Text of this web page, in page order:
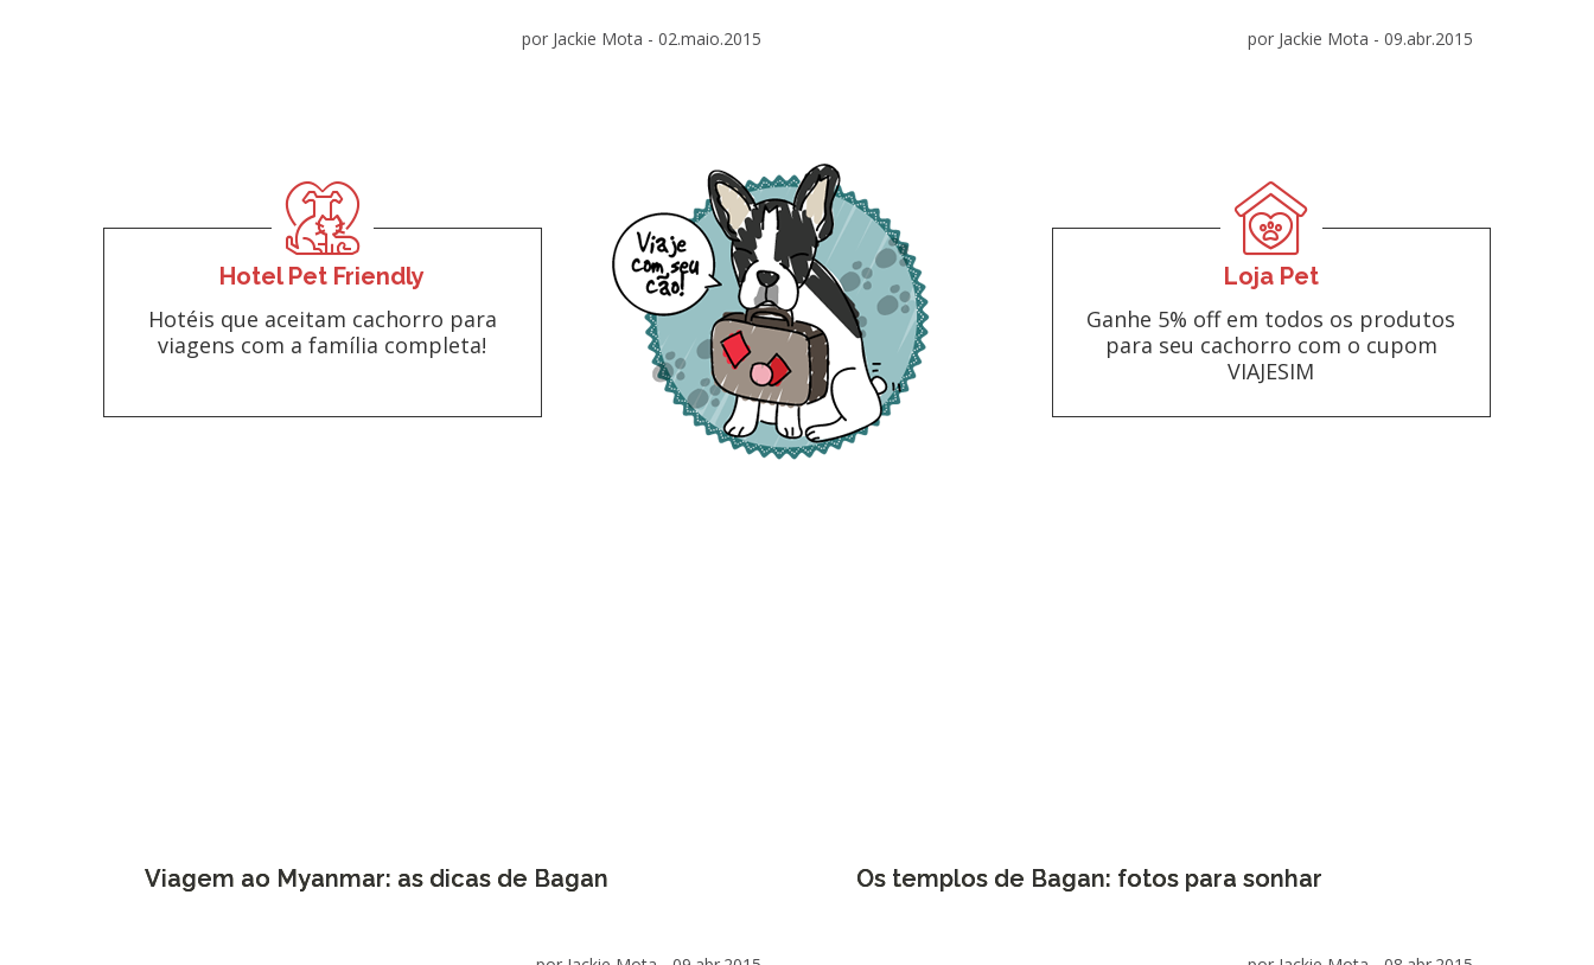
por Jackie Mota - 02.maio.2015 por Jackie Mota - 09.abr.2015
Hotel Pet Friendly
Hotéis que aceitam cachorro para
viagens com a família completa!
Loja Pet
Ganhe 5% off em todos os produtos
para seu cachorro com o cupom
VIAJESIM
Viagem ao Myanmar: as dicas de Bagan Os templos de Bagan: fotos para sonhar